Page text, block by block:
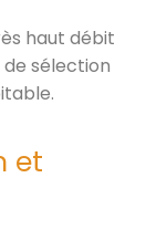
haut débit
sélection
et